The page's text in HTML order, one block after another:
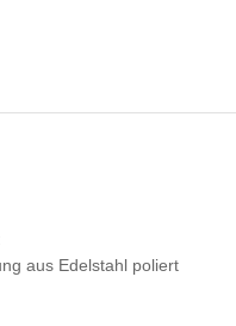
aus Edelstahl poliert